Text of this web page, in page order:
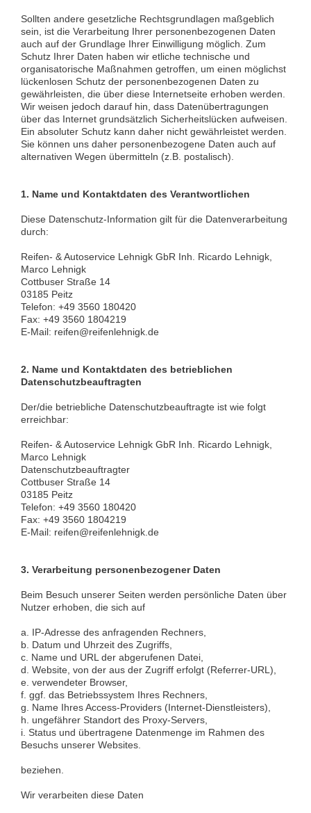
Sollten andere gesetzliche Rechtsgrundlagen maßgeblich
sein, ist die Verarbeitung Ihrer personenbezogenen Daten
auch auf der Grundlage Ihrer Einwilligung möglich. Zum
Schutz Ihrer Daten haben wir etliche technische und
organisatorische Maßnahmen getroffen, um einen möglichst
lückenlosen Schutz der personenbezogenen Daten zu
gewährleisten, die über diese Internetseite erhoben werden.
Wir weisen jedoch darauf hin, dass Datenübertragungen
über das Internet grundsätzlich Sicherheitslücken aufweisen.
Ein absoluter Schutz kann daher nicht gewährleistet werden.
Sie können uns daher personenbezogene Daten auch auf
alternativen Wegen übermitteln (z.B. postalisch).
1. Name und Kontaktdaten des Verantwortlichen
Diese Datenschutz-Information gilt für die Datenverarbeitung
durch:
Reifen- & Autoservice Lehnigk GbR Inh. Ricardo Lehnigk,
Marco Lehnigk
Cottbuser Straße 14
03185 Peitz
Telefon: +49 3560 180420
Fax: +49 3560 1804219
E-Mail: reifen@reifenlehnigk.de
2. Name und Kontaktdaten des betrieblichen
Datenschutzbeauftragten
Der/die betriebliche Datenschutzbeauftragte ist wie folgt
erreichbar:
Reifen- & Autoservice Lehnigk GbR Inh. Ricardo Lehnigk,
Marco Lehnigk
Datenschutzbeauftragter
Cottbuser Straße 14
03185 Peitz
Telefon: +49 3560 180420
Fax: +49 3560 1804219
E-Mail: reifen@reifenlehnigk.de
3. Verarbeitung personenbezogener Daten
Beim Besuch unserer Seiten werden persönliche Daten über
Nutzer erhoben, die sich auf
a. IP-Adresse des anfragenden Rechners,
b. Datum und Uhrzeit des Zugriffs,
c. Name und URL der abgerufenen Datei,
d. Website, von der aus der Zugriff erfolgt (Referrer-URL),
e. verwendeter Browser,
f. ggf. das Betriebssystem Ihres Rechners,
g. Name Ihres Access-Providers (Internet-Dienstleisters),
h. ungefährer Standort des Proxy-Servers,
i. Status und übertragene Datenmenge im Rahmen des
Besuchs unserer Websites.
beziehen.
Wir verarbeiten diese Daten